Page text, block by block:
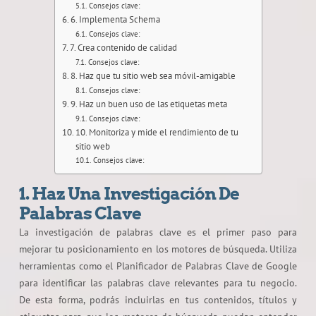
Consejos clave:
6. Implementa Schema
Consejos clave:
7. Crea contenido de calidad
Consejos clave:
8. Haz que tu sitio web sea móvil-amigable
Consejos clave:
9. Haz un buen uso de las etiquetas meta
Consejos clave:
10. Monitoriza y mide el rendimiento de tu
sitio web
Consejos clave:
1. Haz UnaInvestigación De
Palabras Clave
La investigación de palabras clave es el primer paso para
mejorar tu posicionamiento en los motores de búsqueda. Utiliza
herramientas como el Planificador de Palabras Clave de Google
para identificar las palabras clave relevantes para tu negocio.
De esta forma, podrás incluirlas en tus contenidos, títulos y